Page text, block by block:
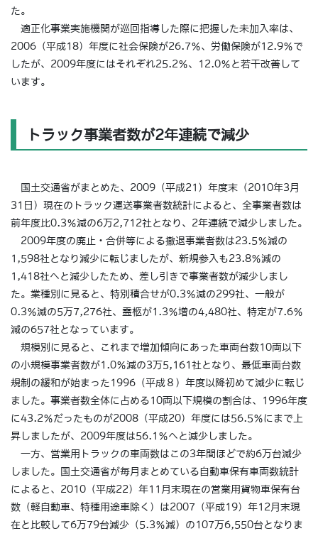
た。
適正化事業実施機関が巡回指導した際に把握した未加入率は、
2006（平成18）年度に社会保険が26.7％、労働保険が12.9％で
したが、2009年度にはそれぞれ25.2％、12.0％と若干改善して
います。
トラック事業者数が2年連続で減少
国土交通省がまとめた、2009（平成21）年度末（2010年3月
31日）現在のトラック運送事業者数統計によると、全事業者数は
前年度比0.3％減の6万2,712社となり、2年連続で減少しました。
2009年度の廃止・合併等による撤退事業者数は23.5％減の
1,598社となり減少に転じましたが、新規参入も23.8％減の
1,418社へと減少したため、差し引きで事業者数が減少しまし
た。業種別に見ると、特別積合せが0.3％減の299社、一般が
0.3％減の5万7,276社、霊柩が1.3％増の4,480社、特定が7.6％
減の657社となっています。
規模別に見ると、これまで増加傾向にあった車両台数10両以下
の小規模事業者数が1.0％減の3万5,161社となり、最低車両台数
規制の緩和が始まった1996（平成８）年度以降初めて減少に転じ
ました。事業者数全体に占める10両以下規模の割合は、1996年度
に43.2％だったものが2008（平成20）年度には56.5％にまで上
昇しましたが、2009年度は56.1％へと減少しました。
一方、営業用トラックの車両数はこの3年間ほどで約6万台減少
しました。国土交通省が毎月まとめている自動車保有車両数統計
によると、2010（平成22）年11月末現在の営業用貨物車保有台
数（軽自動車、特種用途車除く）は2007（平成19）年12月末現
在と比較して6万79台減少（5.3％減）の107万6,550台となりま